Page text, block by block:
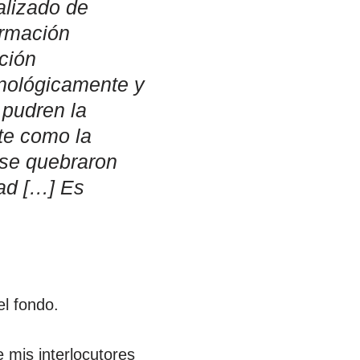
de
y
la
como la
quebraron
[…] Es
fondo.
mis interlocutores